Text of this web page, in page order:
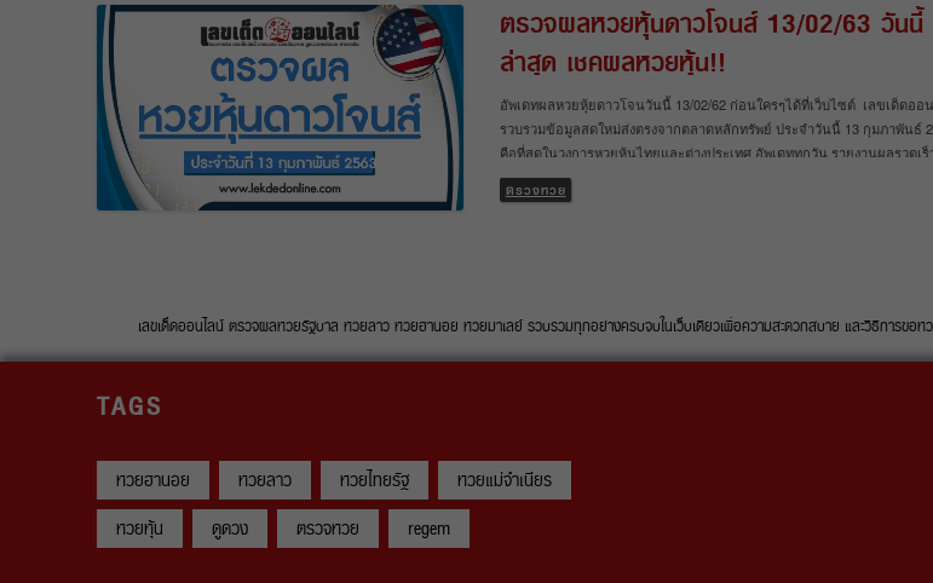
หุ้นจีน คอหวยตัวจริงห้ามพลาด!! ผลหุ้นไทย 14/2/63 ตรวจผลหวยวันนี้ ผลหว
13/2/63 งวดล่าสุด ผลหวยหุ้นจีนบ่าย 12/2/63 งวดล่าสุด สรุป เว็บเลขเด็ดออ
ผลหวยหุ้นทุกวันทราบผลก่อนใครแน่นอน สำหรับใครที่กำลังมองหาเว็บ ตรว
หรือวิเคราะห์หวยหุ้นต่างประเทศอื่นๆ เพื่อใช้เป็นแนวทางในงวดถัดไปละก็ ห้
หุ้นไทยและต่างประเทศก่อนใคร เลขเด็ดออนไลน์
ตรวจผลหวยหุ้นดาวโจนส์ 13/02/63 วัน
ล่าสุด เชคผลหวยหุ้น!!
อัพเดทผลหวยหุ้ยดาวโจนวันนี้ 13/02/62 ก่อนใครๆได้ที่เว็บไซต์ เลขเด็ดออ
รวบรวมข้อมูลสดใหม่ส่งตรงจากตลาดหลักทรัพย์ ประจำวันนี้ 13 กุมภาพันธ์
คือที่สุดในวงการหวยหุ้นไทยและต่างประเทศ อัพเดททุกวัน รายงานผลรวดเ
รอนานอีกต่อไป ตรวจผลหวยหุ้นดาวโจนส์ 13/02/63 วันนี้ งวดล่าสุด เชคผล
นอกจากจะมีการอัพเดทผลหวยหุ้นดาวโจนส์ให้ดูกันแล้ว เรายังได้อัพเดทผลห
13/02/63 เราได้นำมารวบรวมไว้หมดแล้วที่เดี่ยว สำหรับใครที่ต้องการเจาะ
ตรวจหวย
เลขเด็ดออนไลน์ ตรวจผลหวยรัฐบาล หวยลาว หวยฮานอย หวยมาเลย์ รวบรวมทุกอย่างครบจบในเว็บเดียวเพื่อความสะดวกสบาย และวิธีการข
TAGS
หวยฮานอย หวยลาว หวยไทยรัฐ
หวยแม่จำเนียร
หวยหุ้น
ดูดวง ตรวจหวย regem